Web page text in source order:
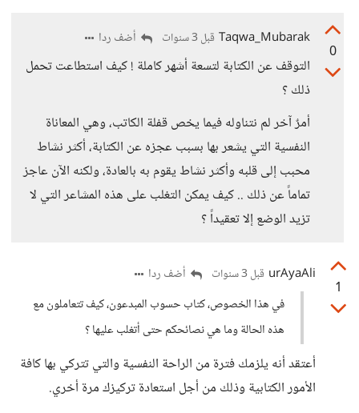
0
Taqwa_Mubarak قبل 3 سنوات أضف ردا
التوقف عن الكتابة لتسعة أشهر كاملة ! كيف استطاعت تحمل
ذلك ؟
أمرٌ آخر لم نتناوله فيما يخص قفلة الكاتب، وهي المعاناة
النفسية التي يشعر بها بسبب عجزه عن الكتابة، أكثر نشاط
محبب إلى قلبه وأكثر نشاط يقوم به بالعادة، ولكنه الآن عاجز
تماماً عن ذلك .. كيف يمكن التغلب على هذه المشاعر التي لا
تزيد الوضع إلا تعقيداً ؟
1
urAyaAli قبل 3 سنوات
أضف ردا
في هذا الخصوص، كتاب حسوب المبدعون، كيف تتعاملون مع
هذه الحالة وما هي نصائحكم حتى أتغلب عليها ؟
أعتقد أنه يلزمك فترة من الراحة النفسية والتي تتركي بها كافة
الأمور الكتابية وذلك من أجل استعادة تركيزك مرة أخري.